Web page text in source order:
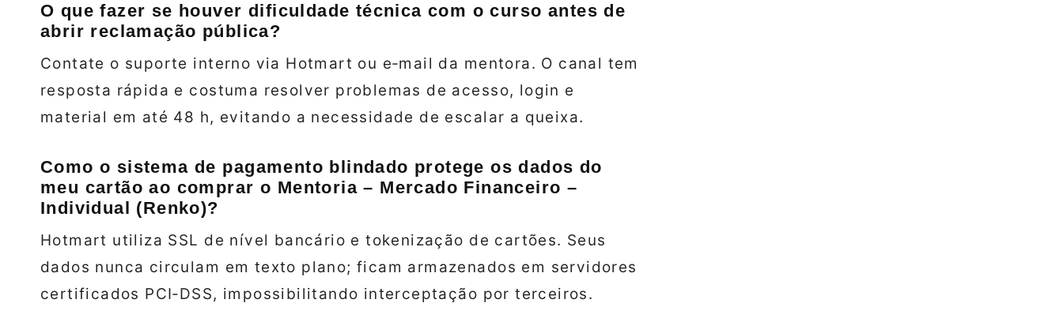
O que fazer se houver dificuldade técnica com o curso antes de
abrir reclamação pública?
Contate o suporte interno via Hotmart ou e‑mail da mentora. O canal tem
resposta rápida e costuma resolver problemas de acesso, login e
material em até 48 h, evitando a necessidade de escalar a queixa.
Como o sistema de pagamento blindado protege os dados do
meu cartão ao comprar o Mentoria – Mercado Financeiro –
Individual (Renko)?
Hotmart utiliza SSL de nível bancário e tokenização de cartões. Seus
dados nunca circulam em texto plano; ficam armazenados em servidores
certificados PCI‑DSS, impossibilitando interceptação por terceiros.